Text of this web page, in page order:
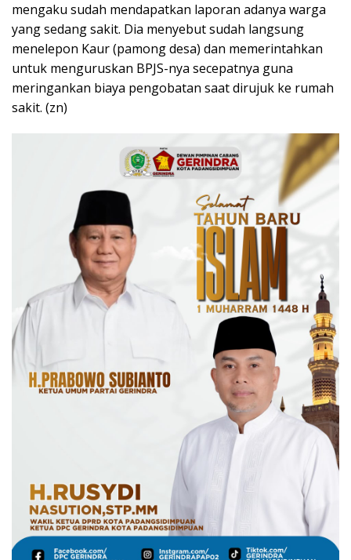
mengaku sudah mendapatkan laporan adanya warga
yang sedang sakit. Dia menyebut sudah langsung
menelepon Kaur (pamong desa) dan memerintahkan
untuk menguruskan BPJS-nya secepatnya guna
meringankan biaya pengobatan saat dirujuk ke rumah
sakit. (zn)